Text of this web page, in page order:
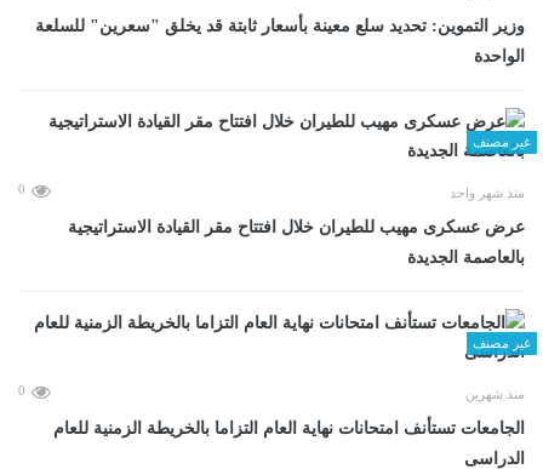
وزير التموين: تحديد سلع معينة بأسعار ثابتة قد يخلق "سعرين" للسلعة
الواحدة
غير مصنف
منذ شهر واحد 0
عرض عسكرى مهيب للطيران خلال افتتاح مقر القيادة الاستراتيجية
بالعاصمة الجديدة
غير مصنف
منذ شهرين 0
الجامعات تستأنف امتحانات نهاية العام التزاما بالخريطة الزمنية للعام
الدراسى